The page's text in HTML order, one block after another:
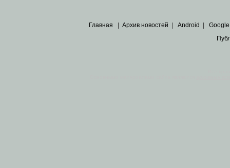
Главная Архив новостей Android Google